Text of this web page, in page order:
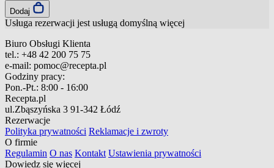
Dodaj
Usługa rezerwacji jest usługą domyślną więcej
Biuro Obsługi Klienta
tel.: +48 42 200 75 75
e-mail: pomoc@recepta.pl
Godziny pracy:
Pon.-Pt.: 8:00 - 16:00
Recepta.pl
ul.Zbąszyńska 3 91-342 Łódź
Rezerwacje
Polityka prywatności Reklamacje i zwroty
O firmie
Regulamin O nas Kontakt Ustawienia prywatności
Dowiedz się więcej